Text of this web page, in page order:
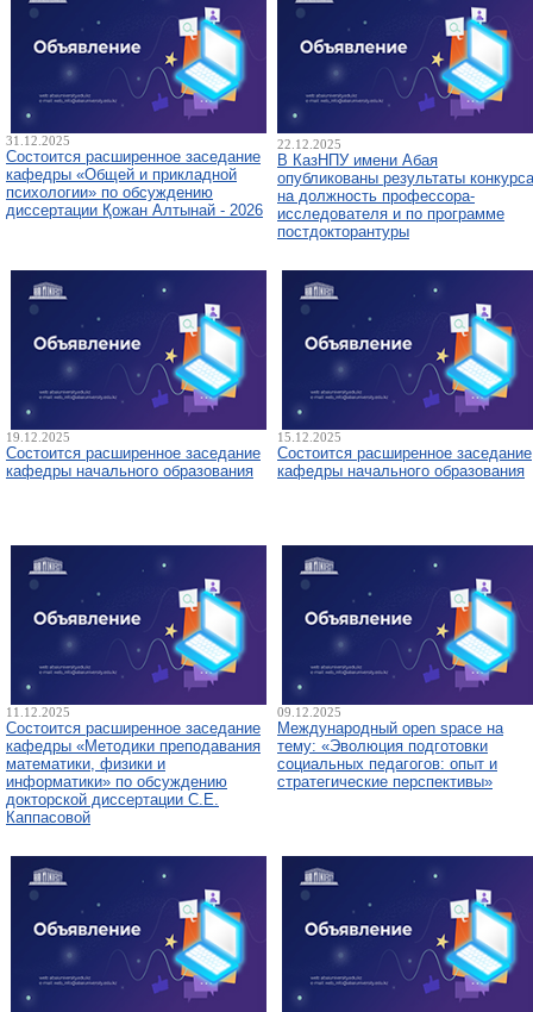
31.12.2025
Состоится расширенное заседание
кафедры «Общей и прикладной
психологии» по обсуждению
диссертации Қожан Алтынай - 2026
22.12.2025
В КазНПУ имени Абая
опубликованы результаты конкурса
на должность профессора-
исследователя и по программе
постдокторантуры
19.12.2025
Состоится расширенное заседание
кафедры начального образования
15.12.2025
Состоится расширенное заседание
кафедры начального образования
11.12.2025
Состоится расширенное заседание
кафедры «Методики преподавания
математики, физики и
информатики» по обсуждению
докторской диссертации С.Е.
Каппасовой
09.12.2025
Международный open space на
тему: «Эволюция подготовки
социальных педагогов: опыт и
стратегические перспективы»